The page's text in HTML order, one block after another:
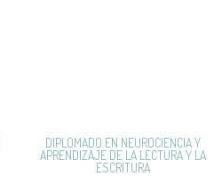
DIPLOMADO EN NEUROCIENCIA Y
APRENDIZAJE DE LA LECTURA Y LA
ESCRITURA